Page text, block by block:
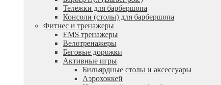
Тележки для барбершопа
Консоли (столы) для барбершопа
Фитнес и тренажеры
EMS тренажеры
Велотренажеры
Беговые дорожки
Активные игры
Бильярдные столы и аксессуары
Аэрохоккей